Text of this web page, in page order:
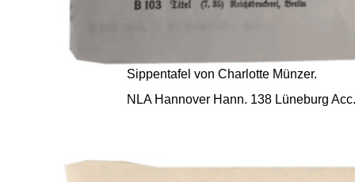
Sippentafel von Charlotte Münzer.
NLA Hannover Hann. 138 Lüneburg